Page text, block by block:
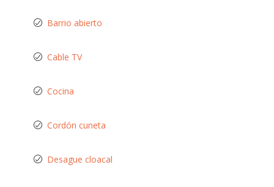
Barrio abierto
Cable TV
Cocina
Cordón cuneta
Desague cloacal